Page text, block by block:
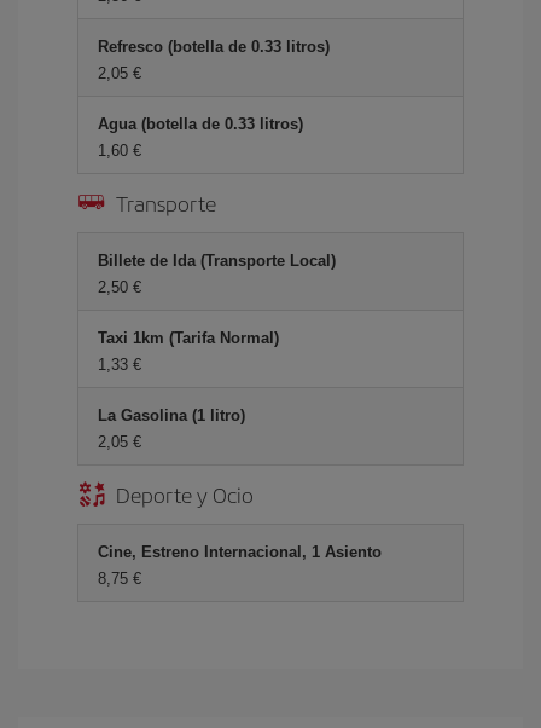
Refresco (botella de 0.33 litros)
2,05 €
Agua (botella de 0.33 litros)
1,60 €
Transporte
Billete de Ida (Transporte Local)
2,50 €
Taxi 1km (Tarifa Normal)
1,33 €
La Gasolina (1 litro)
2,05 €
Deporte y Ocio
Cine, Estreno Internacional, 1 Asiento
8,75 €